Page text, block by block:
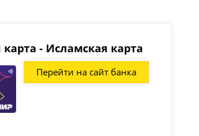
- Исламская карта
Перейти на сайт банка